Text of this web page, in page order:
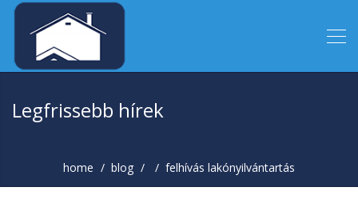
Legfrissebb hírek
home blog felhívás lakónyilvántartás